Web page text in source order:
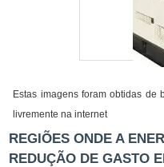
Estas imagens foram obtidas de
livremente na internet
REGIÕES ONDE A
REDUÇÃO DE GASTO